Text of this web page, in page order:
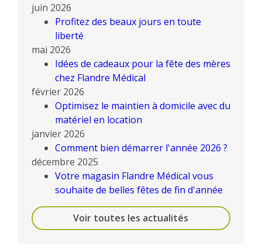
juin 2026
Profitez des beaux jours en toute
liberté
mai 2026
Idées de cadeaux pour la fête des mères
chez Flandre Médical
février 2026
Optimisez le maintien à domicile avec du
matériel en location
janvier 2026
Comment bien démarrer l'année 2026 ?
décembre 2025
Votre magasin Flandre Médical vous
souhaite de belles fêtes de fin d'année
Voir toutes les actualités